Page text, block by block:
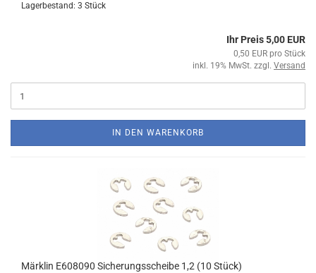
Lagerbestand: 3 Stück
Ihr Preis 5,00 EUR
0,50 EUR pro Stück
inkl. 19% MwSt. zzgl. Versand
IN DEN WARENKORB
Märklin E608090 Sicherungsscheibe 1,2 (10 Stück)